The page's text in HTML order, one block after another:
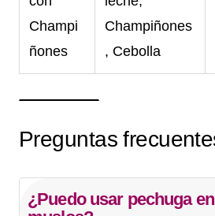
Champi
ñones
Champiñones
, Cebolla
Preguntas
¿Puedo usar pechuga